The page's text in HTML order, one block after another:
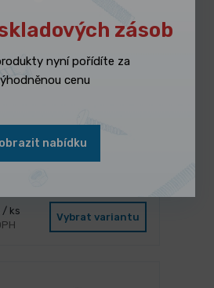
3 dny
/ ks
Vybrat variantu
zásob
nyní pořídíte za
cenu
nabídku